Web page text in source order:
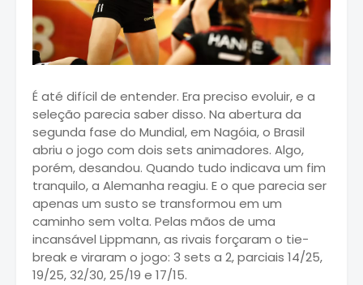
É até difícil de entender. Era preciso evoluir, e a
seleção parecia saber disso. Na abertura da
segunda fase do Mundial, em Nagóia, o Brasil
abriu o jogo com dois sets animadores. Algo,
porém, desandou. Quando tudo indicava um fim
tranquilo, a Alemanha reagiu. E o que parecia ser
apenas um susto se transformou em um
caminho sem volta. Pelas mãos de uma
incansável Lippmann, as rivais forçaram o tie-
break e viraram o jogo: 3 sets a 2, parciais 14/25,
19/25, 32/30, 25/19 e 17/15.